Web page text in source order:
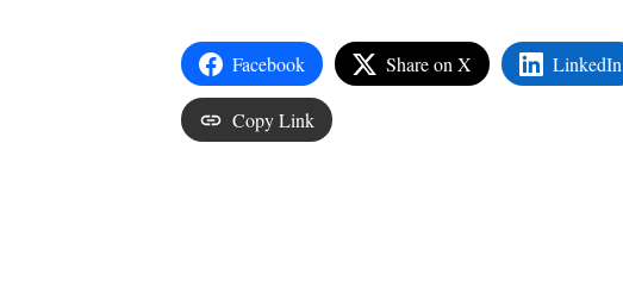
Facebook Share on X LinkedIn
Copy Link